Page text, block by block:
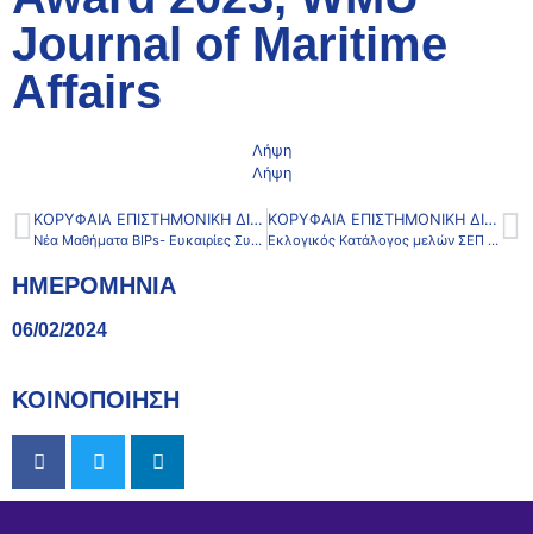
Journal of Maritime
Affairs
Λήψη
Λήψη
ΚΟΡΥΦΑΊΑ ΕΠΙΣΤΗΜΟΝΙΚΉ ΔΙΆΚΡΙΣΗ ΓΙΑ ΤΟ ΤΜΉΜΑ ΔΙΑΧΕΊΡΙΣΗΣ ΛΙΜΈΝΩΝ ΚΑΙ ΝΑΥΤΙΛΊΑΣ: ΚΑΤΆΚΤΗΣΗ BEST ACADEMIC PAPER AWARD 2023, WMU JOURNAL OF MARITIME AFFAIRS
Νέα Μαθήματα BIPs- Ευκαιρίες Συμμετοχής Φοιτητών του ΕΚΠΑ στις Εκπαιδευτικές Δράσεις του CIVIS
ΚΟΡΥΦΑΊΑ ΕΠΙΣΤΗΜΟΝΙΚΉ ΔΙΆΚΡΙΣΗ ΓΙΑ ΤΟ ΤΜΉΜΑ ΔΙΑΧΕΊΡΙΣΗΣ ΛΙΜΈΝΩΝ ΚΑΙ ΝΑΥΤΙΛΊΑΣ: ΚΑΤΆΚΤΗΣΗ BEST ACADEMIC PAPER AWARD 2023, WMU JOURNAL OF MARITIME AFFAIRS
Εκλογικός Κατάλογος μελών ΣΕΠ για την Εκλογή Ανάδειξης Προέδρου και Αντιπροέδρου του Τμήματος Διαχείρισης Λιμένων και Ναυτιλίας της Σχολής Ο.Π.Ε.
ΗΜΕΡΟΜΗΝΙΑ
06/02/2024
ΚΟΙΝΟΠΟΙΗΣΗ